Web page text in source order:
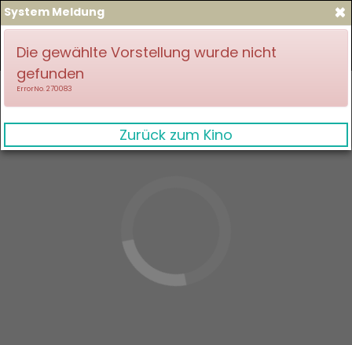
×
System Meldung
Die gewählte Vorstellung wurde nicht
gefunden
ErrorNo. 270083
Zurück zum Kino